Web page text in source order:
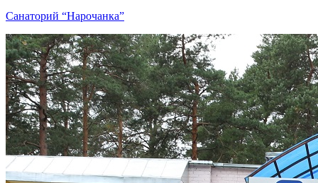
Санаторий “Нарочанка”